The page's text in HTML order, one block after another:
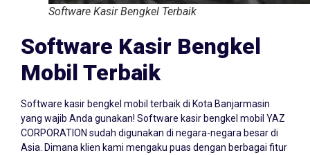
Software Kasir Bengkel Terbaik
Software Kasir Bengkel
Mobil Terbaik
Software kasir bengkel mobil terbaik di Kota Banjarmasin
yang wajib Anda gunakan! Software kasir bengkel mobil YAZ
CORPORATION sudah digunakan di negara-negara besar di
Asia. Dimana klien kami mengaku puas dengan berbagai fitur